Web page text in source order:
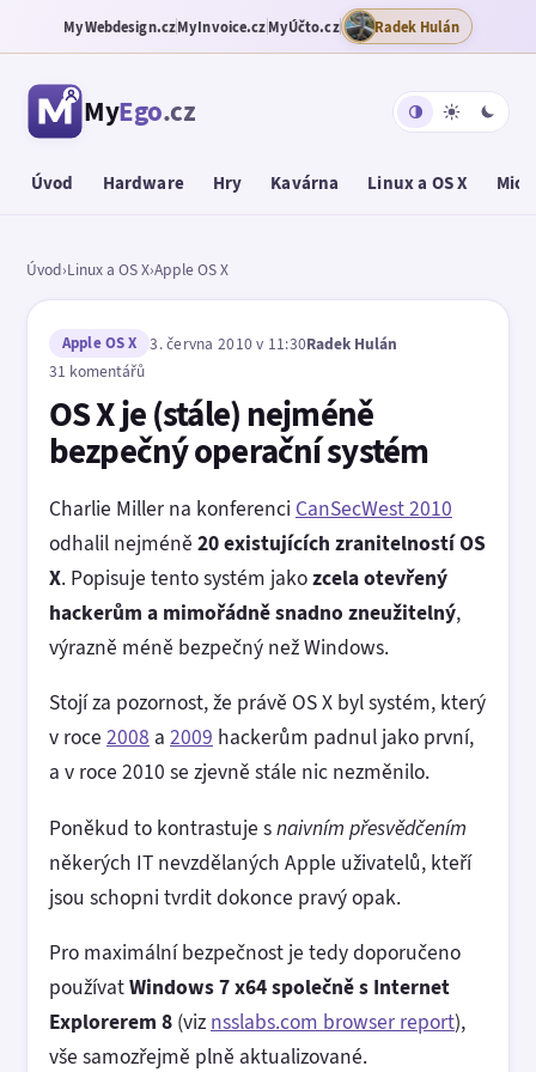
MyWebdesign.czMyInvoice.czMyÚčto.cz Radek Hulán
MyEgo.cz
Úvod Hardware Hry Kavárna Linux a OS X
Úvod›Linux a OS X›Apple OS X
Apple OS X 3. června 2010 v 11:30Radek Hulán
31 komentářů
OS X je (stále) nejméně
bezpečný operační systém
Charlie Miller na konferenci CanSecWest 2010
odhalil nejméně 20 existujících zranitelností OS
X. Popisuje tento systém jakozcela otevřený
hackerům a mimořádně snadno zneužitelný,
výrazně méně bezpečný než Windows.
Stojí za pozornost, že právě OS X byl systém, který
v roce 2008 a 2009 hackerům padnul jako první,
a v roce 2010 se zjevně stále nic nezměnilo.
Poněkud to kontrastuje snaivním přesvědčením
někerých IT nevzdělaných Apple uživatelů, kteří
jsou schopni tvrdit dokonce pravý opak.
Pro maximální bezpečnost je tedy doporučeno
používatWindows 7 x64 společně s Internet
Explorerem 8 (viz nsslabs.com browser report),
vše samozřejmě plně aktualizované.